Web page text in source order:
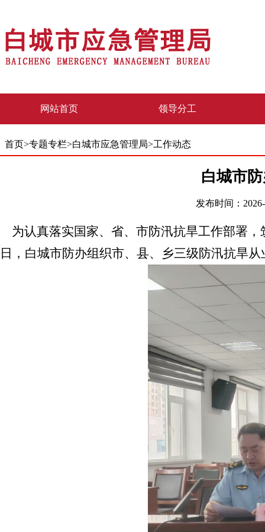
网站首页 领导分工
首页>专题专栏>白城市应急管理局>工作动态
白城市
发布时间：
为认真落实国家、省、市防汛抗旱工作部署
日 ，白城市防办组织市、县、乡三级防汛抗旱